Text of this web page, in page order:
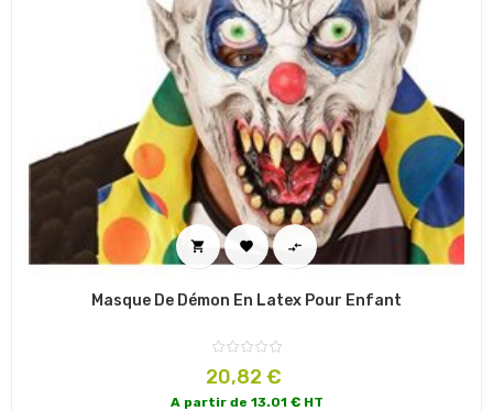
  
Masque De Démon En Latex Pour Enfant
Prix
20,82 €
A partir de 13.01 € HT